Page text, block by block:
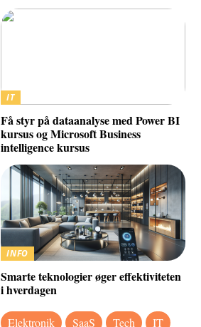
IT
Få styr på dataanalyse med Power BI
kursus og Microsoft Business
intelligence kursus
INFO
Smarte teknologier øger effektiviteten
i hverdagen
Elektronik SaaS Tech
IT